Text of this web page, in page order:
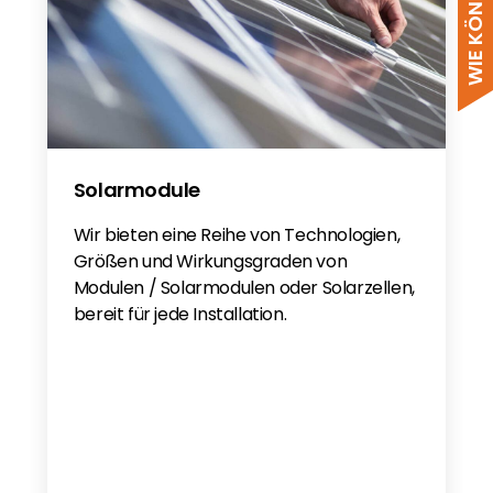
Solarmodule
Wir bieten eine Reihe von Technologien,
Größen und Wirkungsgraden von
Modulen / Solarmodulen oder Solarzellen,
bereit für jede Installation.